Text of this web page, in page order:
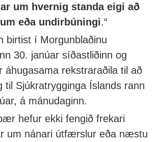
um hvernig standa eigi að
eða undirbúningi.“
birtist í Morgunblaðinu
30. janúar síðastliðinn og
áhugasama rekstraraðila til að
til Sjúkratrygginga Íslands rann
á mánudaginn.
hefur ekki fengið frekari
um nánari útfærslur eða næstu